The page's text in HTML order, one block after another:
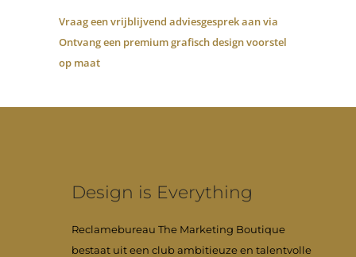
Vraag een vrijblijvend adviesgesprek aan via
Ontvang een premium grafisch design voorstel
op maat
Design is Everything
Reclamebureau The Marketing Boutique
bestaat uit een club ambitieuze en talentvolle